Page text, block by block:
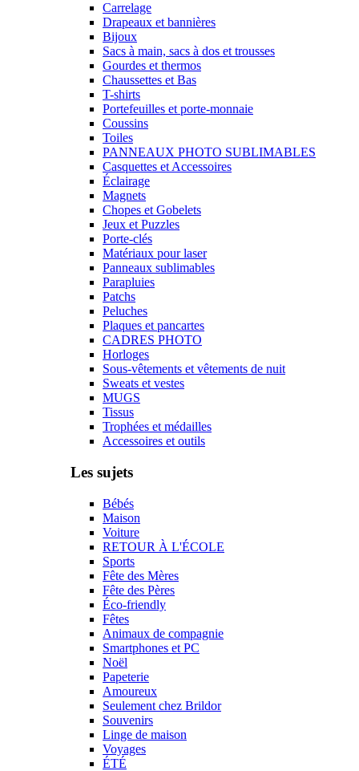
Carrelage
Drapeaux et bannières
Bijoux
Sacs à main, sacs à dos et trousses
Gourdes et thermos
Chaussettes et Bas
T-shirts
Portefeuilles et porte-monnaie
Coussins
Toiles
PANNEAUX PHOTO SUBLIMABLES
Casquettes et Accessoires
Éclairage
Magnets
Chopes et Gobelets
Jeux et Puzzles
Porte-clés
Matériaux pour laser
Panneaux sublimables
Parapluies
Patchs
Peluches
Plaques et pancartes
CADRES PHOTO
Horloges
Sous-vêtements et vêtements de nuit
Sweats et vestes
MUGS
Tissus
Trophées et médailles
Accessoires et outils
Les sujets
Bébés
Maison
Voiture
RETOUR À L'ÉCOLE
Sports
Fête des Mères
Fête des Pères
Éco-friendly
Fêtes
Animaux de compagnie
Smartphones et PC
Noël
Papeterie
Amoureux
Seulement chez Brildor
Souvenirs
Linge de maison
Voyages
ÉTÉ